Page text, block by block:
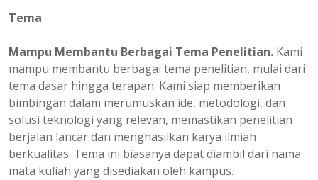
Tema
Mampu Membantu Berbagai Tema Penelitian. Kami
mampu membantu berbagai tema penelitian, mulai dari
tema dasar hingga terapan. Kami siap memberikan
bimbingan dalam merumuskan ide, metodologi, dan
solusi teknologi yang relevan, memastikan penelitian
berjalan lancar dan menghasilkan karya ilmiah
berkualitas. Tema ini biasanya dapat diambil dari nama
mata kuliah yang disediakan oleh kampus.